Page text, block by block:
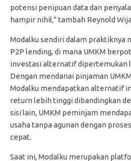
potensi penipuan data dan
hampir nihil,” tambah Reynold
Modalku sendiri dalam praktiknya
P2P lending, di mana UMKM
investasi alternatif dipertemukan
Dengan mendanai pinjaman
Modalku mendapatkan alternatif
return lebih tinggi dibandingkan
sisi lain, UMKM peminjam
usaha tanpa agunan dengan
cepat.
Saat ini, Modalku merupakan